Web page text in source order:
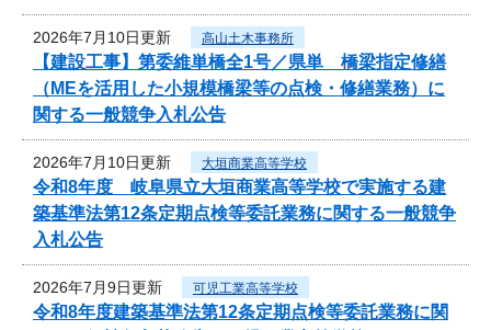
2026年7月10日更新 高山土木事務所
【建設工事】第委維単橋全1号／県単 橋梁指定修繕
（MEを活用した小規模橋梁等の点検・修繕業務）に
関する一般競争入札公告
2026年7月10日更新 大垣商業高等学校
令和8年度 岐阜県立大垣商業高等学校で実施する建
築基準法第12条定期点検等委託業務に関する一般競争
入札公告
2026年7月9日更新 可児工業高等学校
令和8年度建築基準法第12条定期点検等委託業務に関